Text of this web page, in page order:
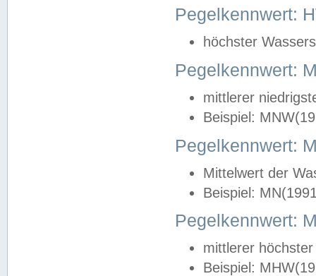
Pegelkennwert:
höchster
Pegelkennwert:
mittlerer
Beispiel:
Pegelkennwert:
Mittelwert der
Beispiel:
Pegelkennwert:
mittlerer
Beispiel: